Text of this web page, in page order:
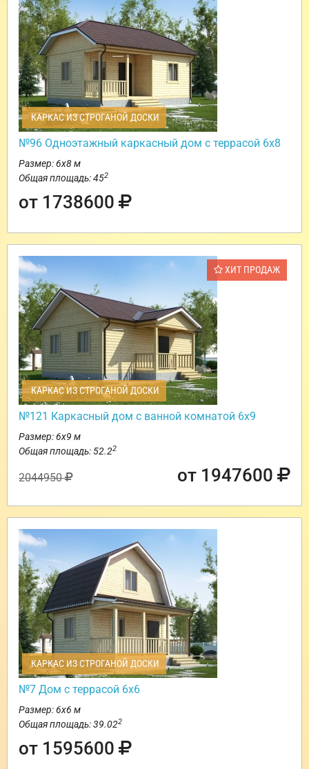
КАРКАС ИЗ СТРОГАНОЙ ДОСКИ
№96 Одноэтажный каркасный дом с террасой 6х8
Размер: 6х8 м
Общая площадь: 452
от 1738600
ХИТ ПРОДАЖ
КАРКАС ИЗ СТРОГАНОЙ ДОСКИ
№121 Каркасный дом с ванной комнатой 6х9
Размер: 6х9 м
Общая площадь: 52.22
2044950 от 1947600
КАРКАС ИЗ СТРОГАНОЙ ДОСКИ
№7 Дом с террасой 6х6
Размер: 6х6 м
Общая площадь: 39.022
от 1595600